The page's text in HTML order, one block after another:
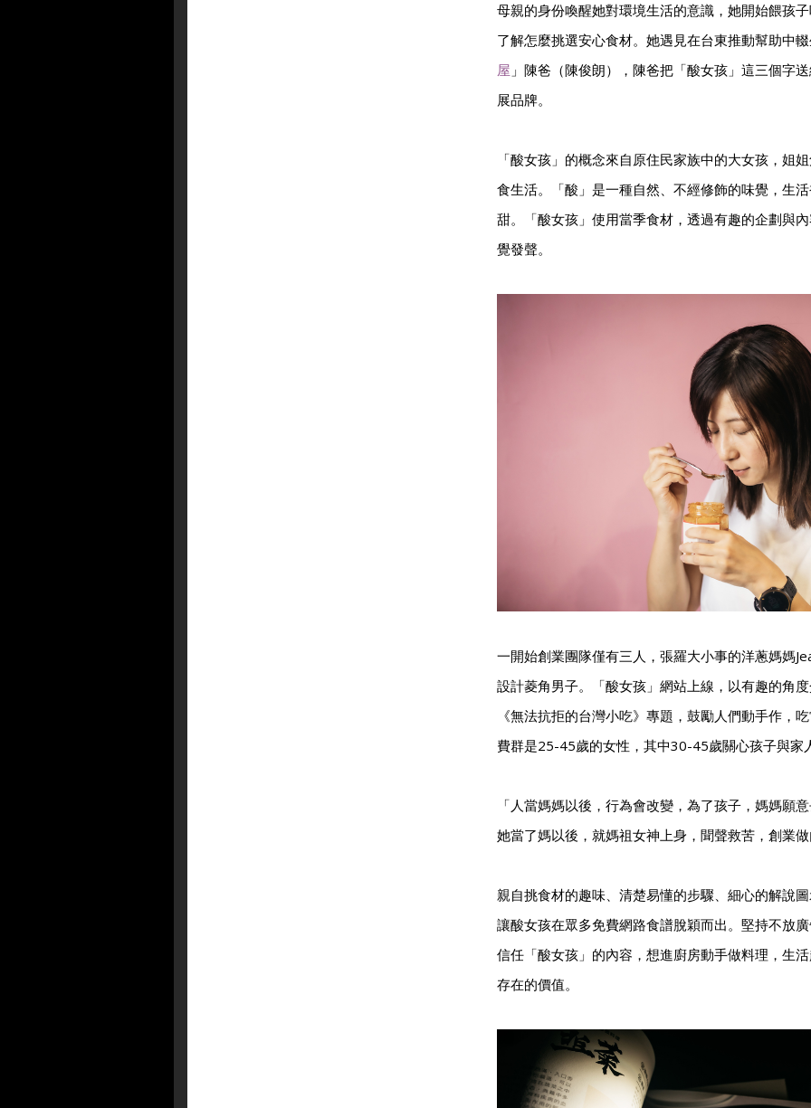
母親的身份喚醒她對環境生活的意識，她開始餵孩
了解怎麼挑選安心食材。她遇見在台東推動幫助中
屋 」陳爸（陳俊朗），陳爸把「酸女孩」這三個字
展品牌。
「酸女孩」的概念來自原住民家族中的大女孩，姐
食生活。「酸」是一種自然、不經修飾的味覺，生
甜。「酸女孩」使用當季食材，透過有趣的企劃與
覺發聲。
一開始創業團隊僅有三人，張羅大小事的洋蔥媽媽
設計菱角男子。「酸女孩」網站上線，以有趣的角
《無法抗拒的台灣小吃》專題，鼓勵人們動手作，
費群是25-45歲的女性，其中30-45歲關心孩子與家
「人當媽媽以後，行為會改變，為了孩子，媽媽願
她當了媽以後，就媽祖女神上身，聞聲救苦，創業
親自挑食材的趣味、清楚易懂的步驟、細心的解說
讓酸女孩在眾多免費網路食譜脫穎而出。堅持不放
信任「酸女孩」的內容，想進廚房動手做料理，生
存在的價值。